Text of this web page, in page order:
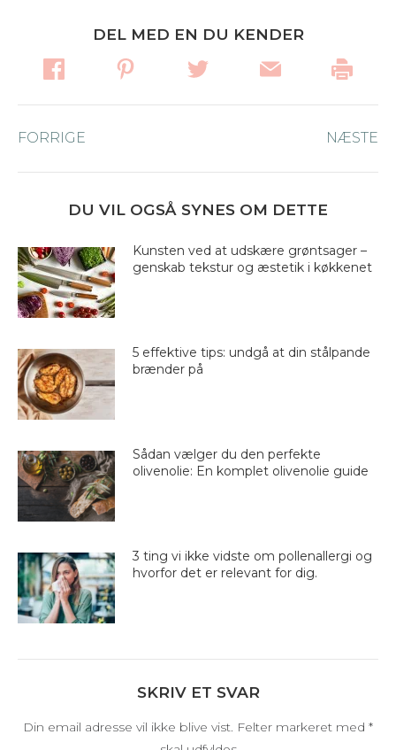
DEL MED EN DU KENDER
navigation
FORRIGE NÆSTE
DU VIL OGSÅ SYNES OM DETTE
Kunsten ved at udskære grøntsager –
genskab tekstur og æstetik i køkkenet
5 effektive tips: undgå at din stålpande
brænder på
Sådan vælger du den perfekte
olivenolie: En komplet olivenolie guide
3 ting vi ikke vidste om pollenallergi og
hvorfor det er relevant for dig.
SKRIV ET SVAR
Din email adresse vil ikke blive vist. Felter markeret med *